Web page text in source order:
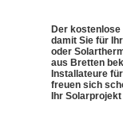
Der
damit Sie für
oder
aus Bretten
Installateure
freuen sich
Ihr